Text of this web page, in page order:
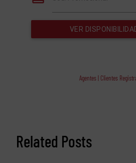
Agentes | Clientes
Related Posts